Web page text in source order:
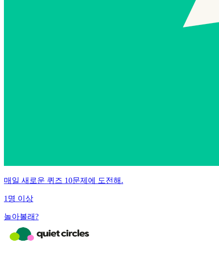
매일 새로운 퀴즈 10문제에 도전해.
1명 이상
놀아볼래?